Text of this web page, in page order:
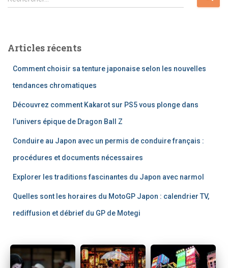
e
rArticles récents
Comment choisir sa tenture japonaise selon les nouvelles
tendances chromatiques
Découvrez comment Kakarot sur PS5 vous plonge dans
l’univers épique de Dragon Ball Z
Conduire au Japon avec un permis de conduire français :
procédures et documents nécessaires
Explorer les traditions fascinantes du Japon avec narmol
Quelles sont les horaires du MotoGP Japon : calendrier TV,
rediffusion et débrief du GP de Motegi